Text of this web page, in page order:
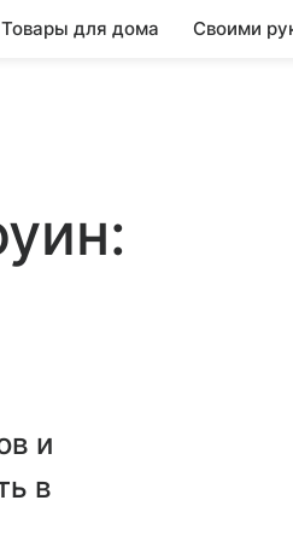
Товары для дома Своими
и
в